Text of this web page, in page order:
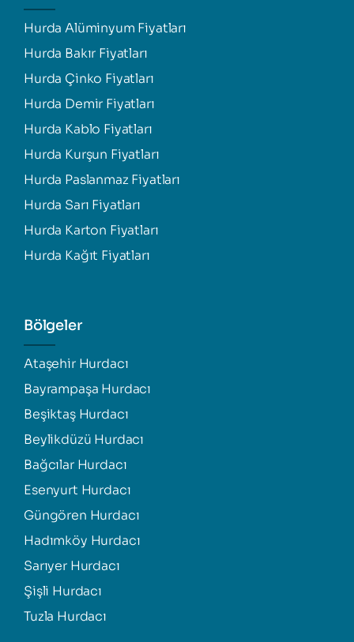
Hurda Alüminyum Fiyatları
Hurda Bakır Fiyatları
Hurda Çinko Fiyatları
Hurda Demir Fiyatları
Hurda Kablo Fiyatları
Hurda Kurşun Fiyatları
Hurda Paslanmaz Fiyatları
Hurda Sarı Fiyatları
Hurda Karton Fiyatları
Hurda Kağıt Fiyatları
Bölgeler
Ataşehir Hurdacı
Bayrampaşa Hurdacı
Beşiktaş Hurdacı
Beylikdüzü Hurdacı
Bağcılar Hurdacı
Esenyurt Hurdacı
Güngören Hurdacı
Hadımköy Hurdacı
Sarıyer Hurdacı
Şişli Hurdacı
Tuzla Hurdacı